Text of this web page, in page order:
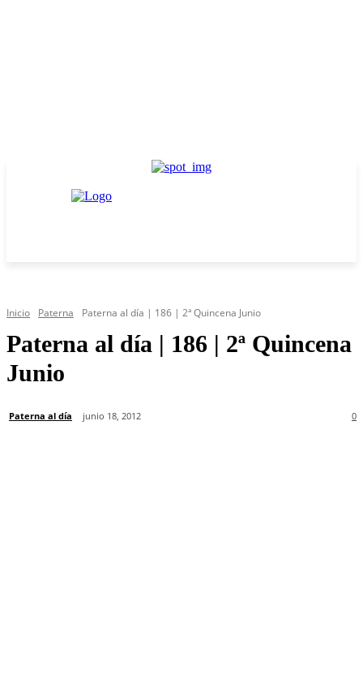
Inicio Paterna Paterna al día | 186 | 2ª Quincena Junio
Paterna al día | 186 | 2ª Quincena
Junio
Paterna al día junio 18, 2012 0